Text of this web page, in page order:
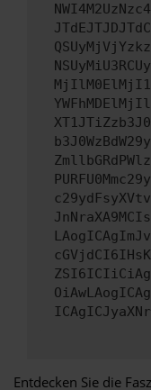
Entdecken Sie die